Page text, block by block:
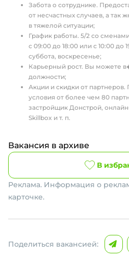
Забота о сотруднике.
от несчастных случаев, а
в тяжелой ситуации;
График работы. 5/2 со
с 09:00 до 18:00 или с 10:00
суббота, воскресенье;
Карьерный рост. Вы можете
должности;
Акции и скидки от
условия от более чем 80
застройщик Донстрой,
Skillbox и т. п.
Вакансия в архиве
В
Реклама. Информация о
карточке.
Поделиться вакансией: